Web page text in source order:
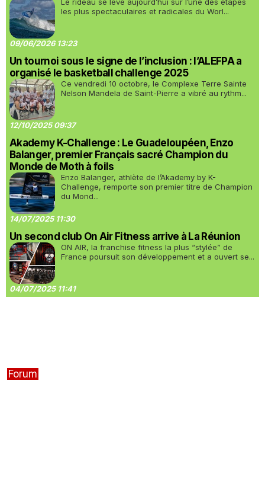
les plus spectaculaires et radicales du Worl...
09/06/2026 13:23
Un tournoi sous le signe de l’inclusion : l’ALEFPA a
organisé le basketball challenge 2025
Ce vendredi 10 octobre, le Complexe Terre Sainte
Nelson Mandela de Saint-Pierre a vibré au rythm...
12/10/2025 09:37
Akademy K-Challenge : Le Guadeloupéen, Enzo
Balanger, premier Français sacré Champion du
Monde de Moth à foils
Enzo Balanger, athlète de l’Akademy by K-
Challenge, remporte son premier titre de Champion
du Mond...
14/07/2025 11:30
Un second club On Air Fitness arrive à La Réunion
ON AIR, la franchise fitness la plus “stylée” de
France poursuit son développement et a ouvert se...
04/07/2025 11:41
Forum